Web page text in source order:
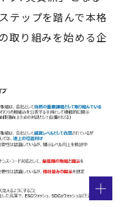
テップを踏んで本格
取り組みを始める企